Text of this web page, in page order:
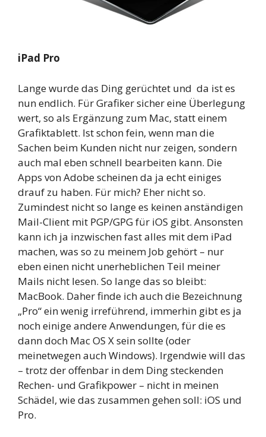
iPad Pro
Lange wurde das Ding gerüchtet und da ist es
nun endlich. Für Grafiker sicher eine Überlegung
wert, so als Ergänzung zum Mac, statt einem
Grafiktablett. Ist schon fein, wenn man die
Sachen beim Kunden nicht nur zeigen, sondern
auch mal eben schnell bearbeiten kann. Die
Apps von Adobe scheinen da ja echt einiges
drauf zu haben. Für mich? Eher nicht so.
Zumindest nicht so lange es keinen anständigen
Mail-Client mit PGP/GPG für iOS gibt. Ansonsten
kann ich ja inzwischen fast alles mit dem iPad
machen, was so zu meinem Job gehört – nur
eben einen nicht unerheblichen Teil meiner
Mails nicht lesen. So lange das so bleibt:
MacBook. Daher finde ich auch die Bezeichnung
„Pro“ ein wenig irreführend, immerhin gibt es ja
noch einige andere Anwendungen, für die es
dann doch Mac OS X sein sollte (oder
meinetwegen auch Windows). Irgendwie will das
– trotz der offenbar in dem Ding steckenden
Rechen- und Grafikpower – nicht in meinen
Schädel, wie das zusammen gehen soll: iOS und
Pro.